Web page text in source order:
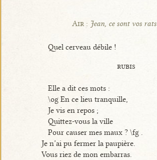
Air : Jean, ce sont vos rats
Quel cerveau débile !
rubis
Elle a dit ces mots :
\og En ce lieu tranquille,
Je vis en repos ;
Quittez-vous la ville
Pour causer mes maux ? \fg .
Je n’ai pu fermer la paupière.
Vous riez de mon embarras.